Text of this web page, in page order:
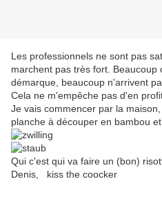
Les professionnels ne sont pas
marchent pas très fort.
démarque, beaucoup n'arrivent
Cela ne m'empêche pas d'en
Je vais commencer par la
planche à découper en bambou
Qui c'est qui va faire un (bon)
Denis, kiss the coocker